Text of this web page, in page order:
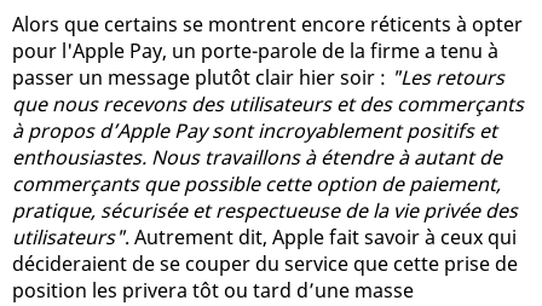
Alors que certains se montrent encore réticents à opter
pour l'Apple Pay, un porte-parole de la firme a tenu à
passer un message plutôt clair hier soir : "Les retours
que nous recevons des utilisateurs et des commerçants
à propos d’Apple Pay sont incroyablement positifs et
enthousiastes. Nous travaillons à étendre à autant de
commerçants que possible cette option de paiement,
pratique, sécurisée et respectueuse de la vie privée des
utilisateurs". Autrement dit, Apple fait savoir à ceux qui
décideraient de se couper du service que cette prise de
position les privera tôt ou tard d’une masse